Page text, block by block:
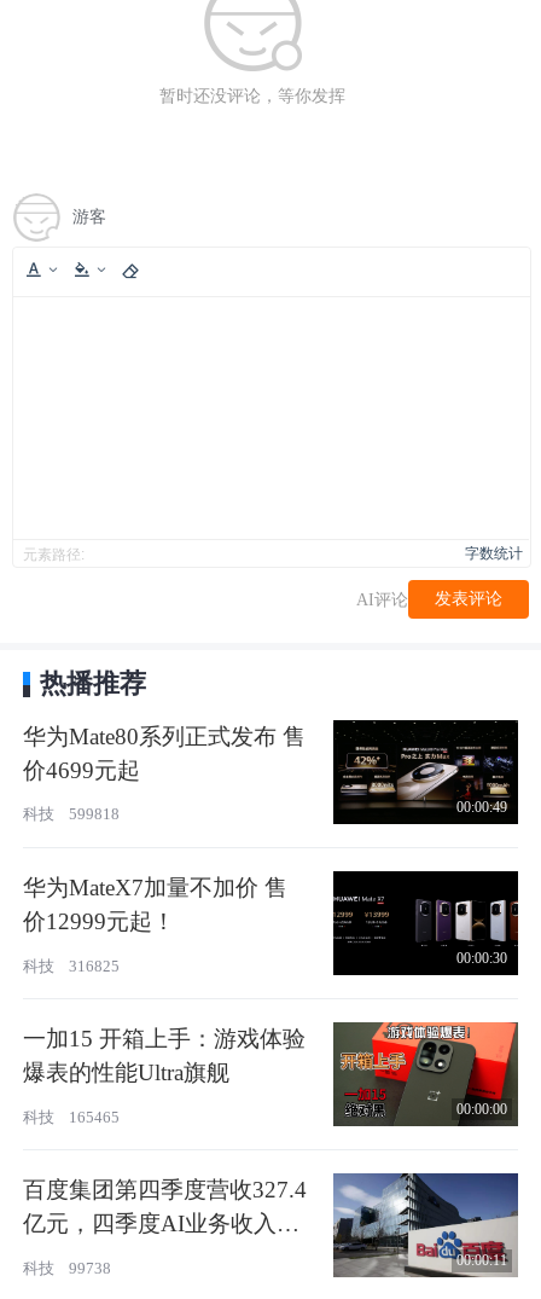
暂时还没评论，等你发挥
游客
元素路径: 字数统计
AI评论 发表评论
热播推荐
华为Mate80系列正式发布 售
价4699元起
科技 599818 00:00:49
华为MateX7加量不加价 售
价12999元起！
科技 316825 00:00:30
一加15 开箱上手：游戏体验
爆表的性能Ultra旗舰
科技 165465 00:00:00
百度集团第四季度营收327.4
亿元，四季度AI业务收入占
比43%
科技 99738 00:00:11